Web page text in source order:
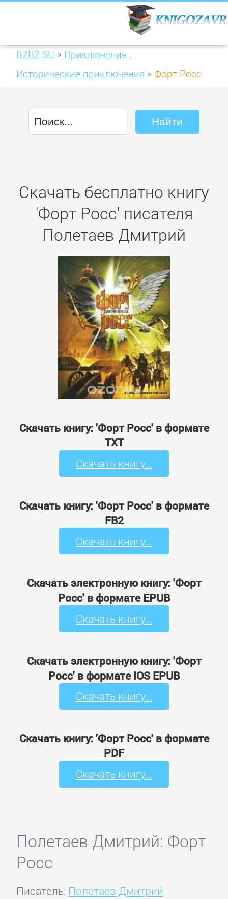
B2B2.SU » Приключения ,
Исторические приключения » Форт Росс
Скачать бесплатно книгу
'Форт Росс' писателя
Полетаев Дмитрий
Скачать книгу: 'Форт Росс' в формате
TXT
Скачать книгу...
Скачать книгу: 'Форт Росс' в формате
FB2
Скачать книгу...
Скачать электронную книгу: 'Форт
Росс' в формате EPUB
Скачать книгу...
Скачать электронную книгу: 'Форт
Росс' в формате IOS EPUB
Скачать книгу...
Скачать книгу: 'Форт Росс' в формате
PDF
Скачать книгу...
Полетаев Дмитрий: Форт
Росс
Писатель: Полетаев Дмитрий